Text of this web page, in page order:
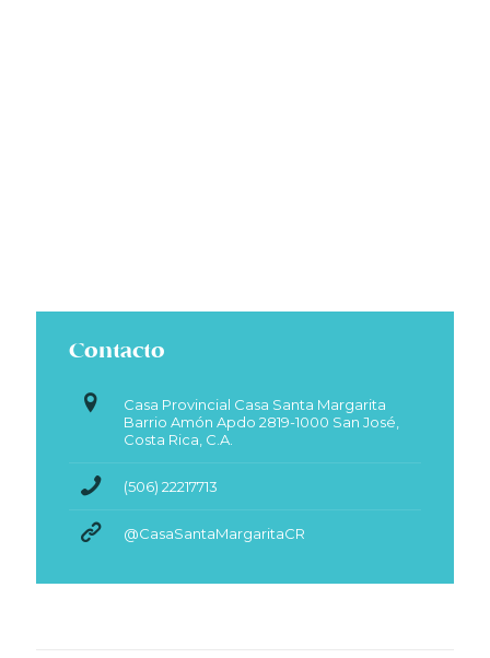
Contacto
Casa Provincial Casa Santa Margarita
Barrio Amón Apdo 2819-1000 San José,
Costa Rica, C.A.
(506) 22217713
@CasaSantaMargaritaCR